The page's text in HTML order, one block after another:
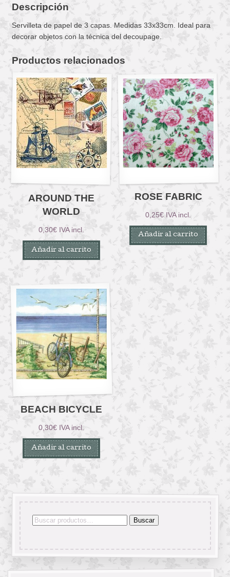
Descripción
Servilleta de papel de 3 capas. Medidas 33x33cm. Ideal para
decorar objetos con la técnica del decoupage.
Productos relacionados
AROUND THE
WORLD
0,30€ IVA incl.
Añadir al carrito
ROSE FABRIC
0,25€ IVA incl.
Añadir al carrito
BEACH BICYCLE
0,30€ IVA incl.
Añadir al carrito
Buscar
Buscar